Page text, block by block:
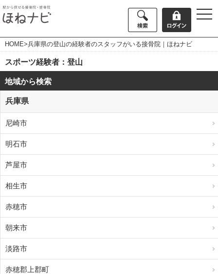
HOME>兵庫県の登山の経験者のスタッフがいる接骨院｜ほねナビ
スポーツ経験者：登山
地域から検索
兵庫県
尼崎市
明石市
芦屋市
相生市
赤穂市
朝来市
淡路市
赤穂郡上郡町